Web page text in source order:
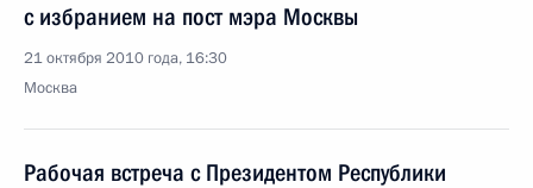
с избранием на пост мэра Москвы
21 октября 2010 года, 16:30
Москва
Рабочая встреча с Президентом Республики